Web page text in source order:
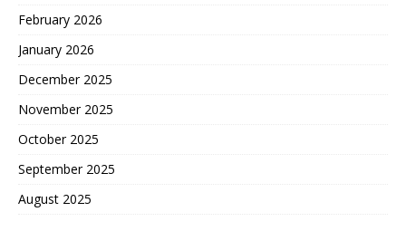
February 2026
January 2026
December 2025
November 2025
October 2025
September 2025
August 2025